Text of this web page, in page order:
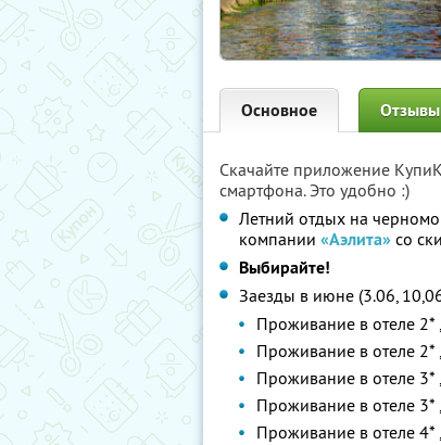
Основное Отзывы
Скачайте приложение
смартфона. Это удобно :)
Летний отдых на
компании «Аэлита» со
Выбирайте!
Заезды в июне (3.06,
Проживание в отеле 2*
Проживание в отеле 2*
Проживание в отеле 3*
Проживание в отеле 3*
Проживание в отеле 4*